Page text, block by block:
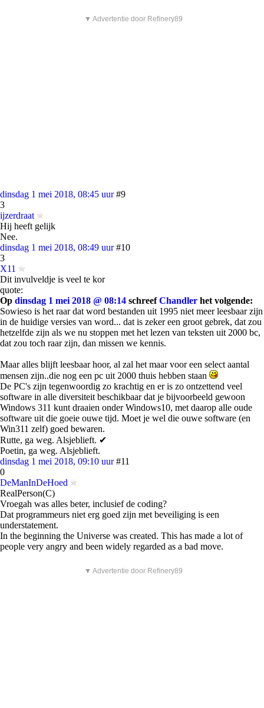
▼ Advertentie door Refinery89
dinsdag 1 mei 2018, 08:45 uur #9
3
ijzerdraat
Hij heeft gelijk
Nee.
dinsdag 1 mei 2018, 08:49 uur #10
3
X11
Dit invulveldje is veel te kor
quote:
Op dinsdag 1 mei 2018 @ 08:14 schreefChandler het volgende:
Sowieso is het raar dat word bestanden uit 1995 niet meer leesbaar zijn
in de huidige versies van word... dat is zeker een groot gebrek, dat zou
hetzelfde zijn als we nu stoppen met het lezen van teksten uit 2000 bc,
dat zou toch raar zijn, dan missen we kennis.
Maar alles blijft leesbaar hoor, al zal het maar voor een select aantal
mensen zijn..die nog een pc uit 2000 thuis hebben staan
De PC's zijn tegenwoordig zo krachtig en er is zo ontzettend veel
software in alle diversiteit beschikbaar dat je bijvoorbeeld gewoon
Windows 311 kunt draaien onder Windows10, met daarop alle oude
software uit die goeie ouwe tijd. Moet je wel die ouwe software (en
Win311 zelf) goed bewaren.
Rutte, ga weg. Alsjeblieft. ✔
Poetin, ga weg. Alsjeblieft.
dinsdag 1 mei 2018, 09:10 uur #11
0
DeManInDeHoed
RealPerson(C)
Vroegah was alles beter, inclusief de coding?
Dat programmeurs niet erg goed zijn met beveiliging is een
understatement.
In the beginning the Universe was created. This has made a lot of
people very angry and been widely regarded as a bad move.
▼ Advertentie door Refinery89